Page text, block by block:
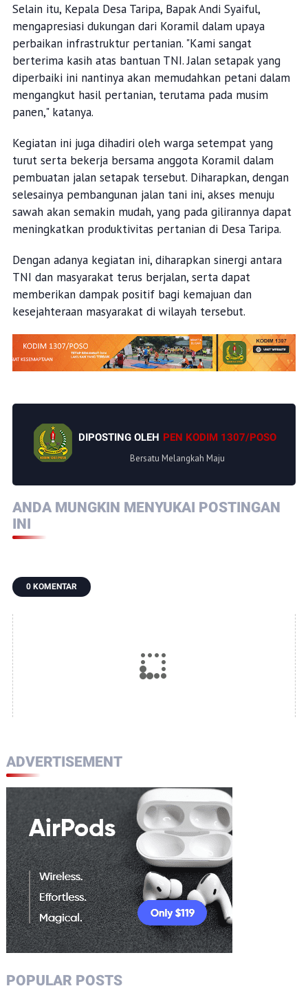
Selain itu, Kepala Desa Taripa, Bapak Andi Syaiful,
mengapresiasi dukungan dari Koramil dalam upaya
perbaikan infrastruktur pertanian. "Kami sangat
berterima kasih atas bantuan TNI. Jalan setapak yang
diperbaiki ini nantinya akan memudahkan petani dalam
mengangkut hasil pertanian, terutama pada musim
panen," katanya.
Kegiatan ini juga dihadiri oleh warga setempat yang
turut serta bekerja bersama anggota Koramil dalam
pembuatan jalan setapak tersebut. Diharapkan, dengan
selesainya pembangunan jalan tani ini, akses menuju
sawah akan semakin mudah, yang pada gilirannya dapat
meningkatkan produktivitas pertanian di Desa Taripa.
Dengan adanya kegiatan ini, diharapkan sinergi antara
TNI dan masyarakat terus berjalan, serta dapat
memberikan dampak positif bagi kemajuan dan
kesejahteraan masyarakat di wilayah tersebut.
DIPOSTING OLEH PEN KODIM 1307/POSO
Bersatu Melangkah Maju
ANDA MUNGKIN MENYUKAI POSTINGAN
INI
0 KOMENTAR
ADVERTISEMENT
POPULAR POSTS